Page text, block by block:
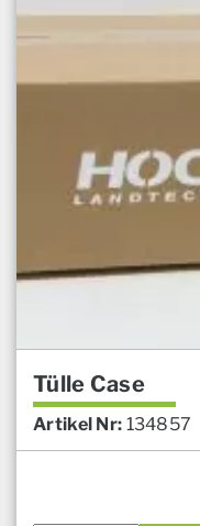
Tülle Case
Artikel Nr: 134857